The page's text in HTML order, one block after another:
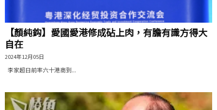
【顏純鈎】愛國愛港修成砧上肉，有膽有識方得大
自在
2024年12月05日
李家超日前率六十港商到...